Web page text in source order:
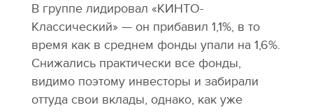
В группе лидировал «КИНТО-
Классический» — он прибавил 1,1%, в то
время как в среднем фонды упали на 1,6%.
Снижались практически все фонды,
видимо поэтому инвесторы и забирали
оттуда свои вклады, однако, как уже